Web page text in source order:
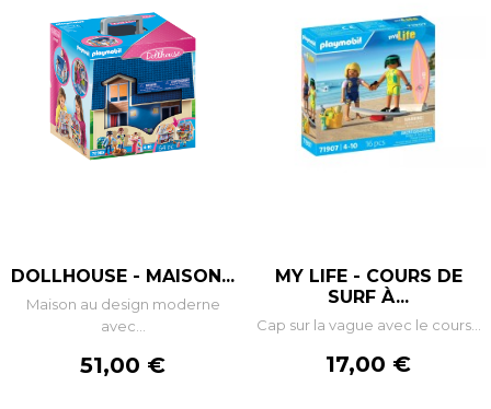
DOLLHOUSE - MAISON...
Maison au design moderne
avec...
Prix
51,00 €
MY LIFE - COURS DE
SURF À...
Cap sur la vague avec le cours...
Prix
17,00 €